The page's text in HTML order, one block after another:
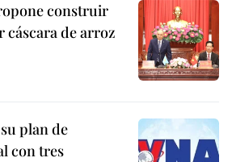
construir
cáscara de arroz
plan de
con tres